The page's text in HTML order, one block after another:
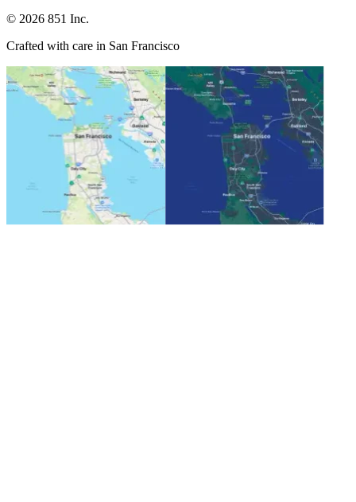
© 2026 851 Inc.
Crafted with care in San Francisco